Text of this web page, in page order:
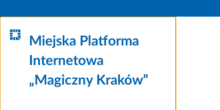
Miejska Platforma
Internetowa
„Magiczny Kraków”